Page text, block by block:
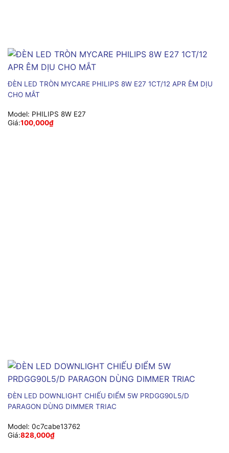
ĐÈN LED TRÒN MYCARE PHILIPS 8W E27 1CT/12 APR ÊM DỊU
CHO MẮT
Model: PHILIPS 8W E27
Giá:100,000₫
ĐÈN LED DOWNLIGHT CHIẾU ĐIỂM 5W PRDGG90L5/D
PARAGON DÙNG DIMMER TRIAC
Model: 0c7cabe13762
Giá:828,000₫